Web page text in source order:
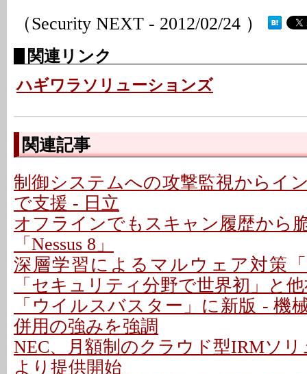
（Security NEXT - 2012/02/24 ）
関連リンク
ハギワラソリューションズ
関連記事
制御システムへの攻撃監視からイ
で支援 - 日立
オフラインでもスキャン履歴から
「Nessus 8」
深層学習によるマルウェア対策「
「セキュリティ分野で世界初」と
「ウイルスバスター」に新版 - 機
併用の強みを強調
NEC、月額制のクラウド型IRMソ
より提供開始